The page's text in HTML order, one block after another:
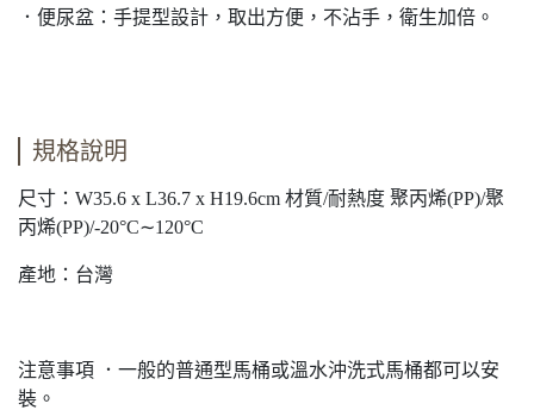
．便尿盆：手提型設計，取出方便，不沾手，衛生加倍。
規格說明
尺寸：W35.6 x L36.7 x H19.6cm 材質/耐熱度 聚丙烯(PP)/聚
丙烯(PP)/-20°C∼120°C
產地：台灣
注意事項 ．一般的普通型馬桶或溫水沖洗式馬桶都可以安
裝。